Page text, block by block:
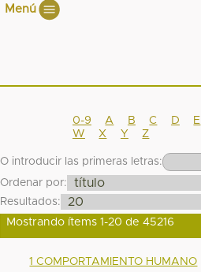
Menú
0-9 A B C D E
W
X Y Z
O introducir las primeras letras:
Ordenar por:
Resultados:
Mostrando ítems 1-20 de 45216
1 COMPORTAMIENTO HUMANO